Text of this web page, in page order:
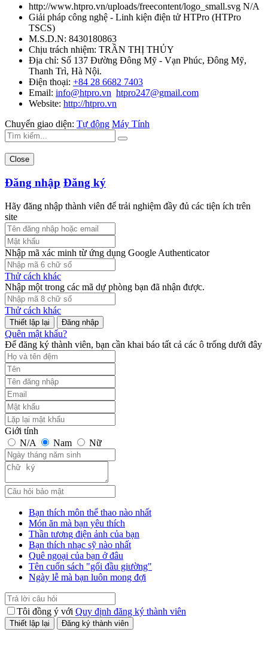
http://www.htpro.vn/uploads/freecontent/logo_small.svg N/A
Giải pháp công nghệ - Linh kiện điện tử HTPro (HTPro
TSCS)
M.S.D.N: 8430180863
Chịu trách nhiệm: TRẦN THỊ THỦY
Địa chỉ: Số 137 Đường Đông Mỹ - Vạn Phúc, Đông Mỹ,
Thanh Trì, Hà Nội.
Điện thoại: +84 28 6682 7403
Email: info@htpro.vn htpro247@gmail.com
Website: http://htpro.vn
Chuyển giao diện: Tự động Máy Tính
Close
Đăng nhập Đăng ký
Hãy đăng nhập thành viên để trải nghiệm đầy đủ các tiện ích trên
site
Nhập mã xác minh từ ứng dụng Google Authenticator
Thử cách khác
Nhập một trong các mã dự phòng bạn đã nhận được.
Thử cách khác
Đăng nhập
Quên mật khẩu?
Để đăng ký thành viên, bạn cần khai báo tất cả các ô trống dưới đây
Giới tính
N/A
Nam Nữ
Bạn thích môn thể thao nào nhất
Món ăn mà bạn yêu thích
Thần tượng điện ảnh của bạn
Bạn thích nhạc sỹ nào nhất
Quê ngoại của bạn ở đâu
Tên cuốn sách "gối đầu giường"
Ngày lễ mà bạn luôn mong đợi
Tôi đồng ý với Quy định đăng ký thành viên